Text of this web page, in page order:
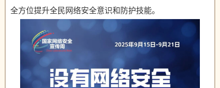
全方位提升全民网络安全意识和防护技能。